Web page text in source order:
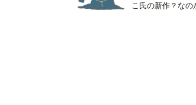
こ氏の新作？な